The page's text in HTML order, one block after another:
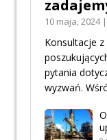
10 maja, 2024
Konsultacje
pytania
wyzwań.